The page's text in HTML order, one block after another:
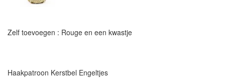
Zelf toevoegen : Rouge en een kwastje
Haakpatroon Kerstbel Engeltjes